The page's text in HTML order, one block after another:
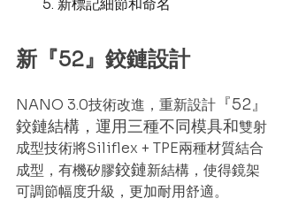
新『52』鉸鏈設計
NANO 3.0技術改進，重新設計 『52』
鉸鏈結構，運用三種不同模具和雙射
成型技術將Siliflex + TPE兩種材質結合
成型，有機矽膠鉸鏈新結構，使得鏡架
可調節幅度升級，更加耐用舒適。